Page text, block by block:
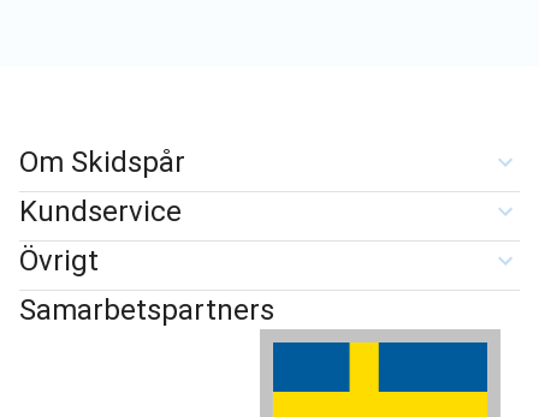
Om Skidspår
Kundservice
Övrigt
Samarbetspartners